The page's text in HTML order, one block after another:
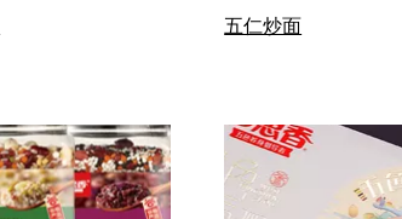
五仁炒面